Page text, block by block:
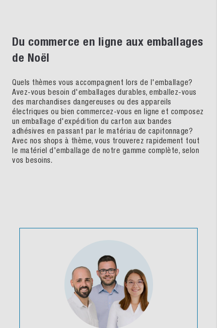
Du commerce en ligne aux emballages
de Noël
Quels thèmes vous accompagnent lors de l'emballage?
Avez-vous besoin d'emballages durables, emballez-vous
des marchandises dangereuses ou des appareils
électriques ou bien commercez-vous en ligne et composez
un emballage d'expédition du carton aux bandes
adhésives en passant par le matériau de capitonnage?
Avec nos shops à thème, vous trouverez rapidement tout
le matériel d'emballage de notre gamme complète, selon
vos besoins.